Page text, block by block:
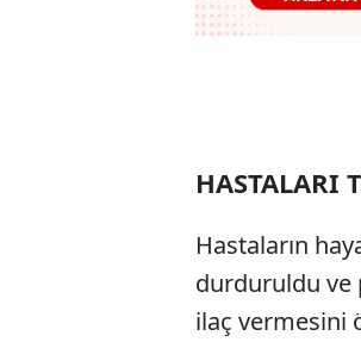
HASTALARI
Hastaların
durduruldu ve
ilaç vermesini